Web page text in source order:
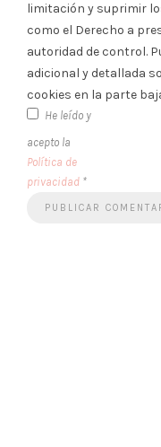
limitación y suprimir
como el Derecho a
autoridad de control.
adicional y detallada
cookies en la parte
He leído y
acepto la
Política de
privacidad *